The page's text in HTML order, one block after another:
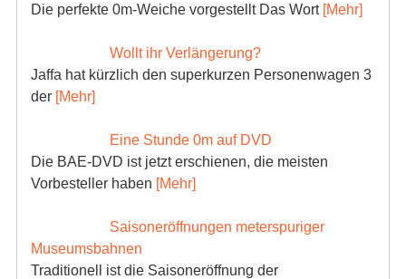
Die perfekte 0m-Weiche vorgestellt Das Wort [Mehr]
Wollt ihr Verlängerung?
Jaffa hat kürzlich den superkurzen Personenwagen 3
der [Mehr]
Eine Stunde 0m auf DVD
Die BAE-DVD ist jetzt erschienen, die meisten
Vorbesteller haben [Mehr]
Saisoneröffnungen meterspuriger
Museumsbahnen
Traditionell ist die Saisoneröffnung der